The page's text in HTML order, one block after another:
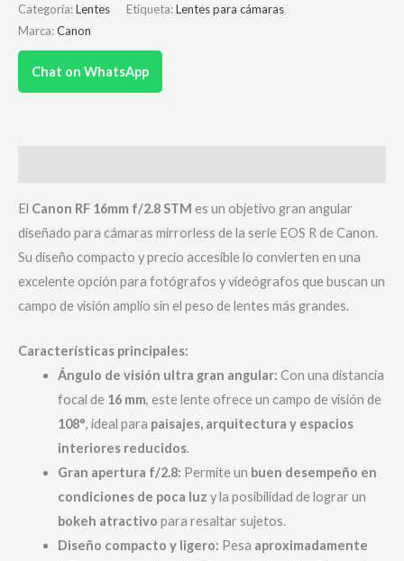
Categoría:Lentes Etiqueta:Lentes para cámaras
Marca:Canon
Chat on WhatsApp
El Canon RF 16mm f/2.8 STM es un objetivo gran angular
diseñado para cámaras mirrorless de la serie EOS R de Canon.
Su diseño compacto y precio accesible lo convierten en una
excelente opción para fotógrafos y videógrafos que buscan un
campo de visión amplio sin el peso de lentes más grandes.
Características principales:
Ángulo de visión ultra gran angular: Con una distancia
focal de 16 mm, este lente ofrece un campo de visión de
108°, ideal para paisajes, arquitectura y espacios
interiores reducidos.
Gran apertura f/2.8: Permite un buen desempeño en
condiciones de poca luz y la posibilidad de lograr un
bokeh atractivo para resaltar sujetos.
Diseño compacto y ligero: Pesa aproximadamente